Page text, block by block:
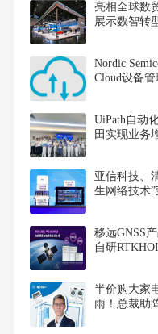
亮相全球数
展示数智转
Nordic
Cloud设备
UiPath自动
田实现业务
亚信科技、
生网络技术
学会“2023
移远GNSS
自研
利略
半价购大家
雨！总裁助
一直播，豪